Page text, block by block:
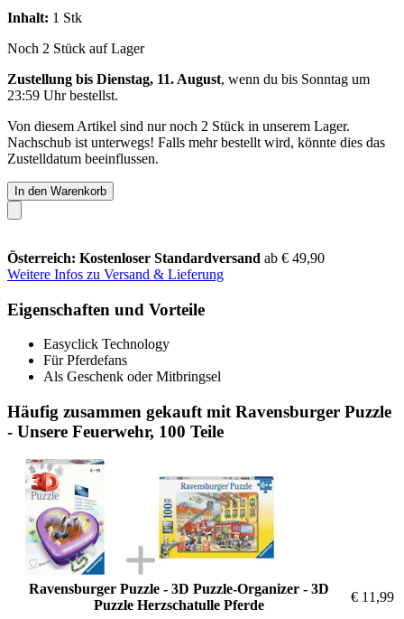
Inhalt: 1 Stk
Noch 2 Stück auf Lager
Zustellung bis Dienstag, 11. August, wenn du bis Sonntag um
23:59 Uhrbestellst.
Von diesem Artikel sind nur noch 2 Stück in unserem Lager.
Nachschub ist unterwegs! Falls mehr bestellt wird, könnte dies das
Zustelldatum beeinflussen.
In den Warenkorb
Österreich: Kostenloser Standardversand ab € 49,90
Weitere Infos zu Versand & Lieferung
Eigenschaften und Vorteile
Easyclick Technology
Für Pferdefans
Als Geschenk oder Mitbringsel
Häufig zusammen gekauft mit Ravensburger Puzzle
- Unsere Feuerwehr, 100 Teile
Ravensburger Puzzle - 3D Puzzle-Organizer - 3D
Puzzle Herzschatulle Pferde
€ 11,99